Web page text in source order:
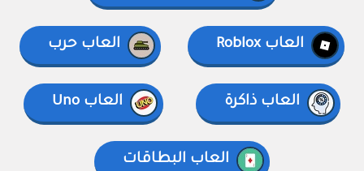
العاب Roblox العاب حرب
العاب ذاكرة العاب Uno
العاب البطاقات